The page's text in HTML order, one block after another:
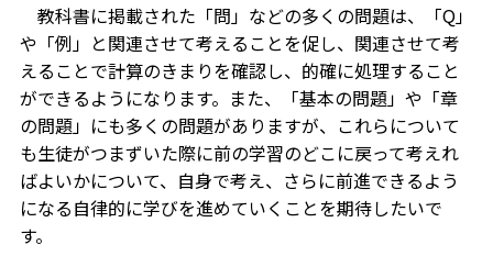
教科書に掲載された「問」などの多くの問題は、「Q」
や「例」と関連させて考えることを促し、関連させて考
えることで計算のきまりを確認し、的確に処理すること
ができるようになります。また、「基本の問題」や「章
の問題」にも多くの問題がありますが、これらについて
も生徒がつまずいた際に前の学習のどこに戻って考えれ
ばよいかについて、自身で考え、さらに前進できるよう
になる自律的に学びを進めていくことを期待したいで
す。